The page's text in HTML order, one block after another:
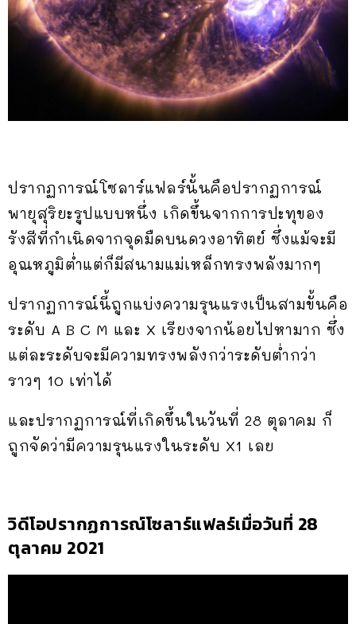
ปรากฏการณ์โซลาร์แฟลร์นั้นคือปรากฏการณ์
พายุสุริยะรูปแบบหนึ่ง เกิดขึ้นจากการปะทุของ
รังสีที่กำเนิดจากจุดมืดบนดวงอาทิตย์ ซึ่งแม้จะมี
อุณหภูมิต่ำแต่ก็มีสนามแม่เหล็กทรงพลังมากๆ
ปรากฏการณ์นี้ถูกแบ่งความรุนแรงเป็นสามขั้นคือ
ระดับ A B C M และ X เรียงจากน้อยไปหามาก ซึ่ง
แต่ละระดับจะมีความทรงพลังกว่าระดับต่ำกว่า
ราวๆ 10 เท่าได้
และปรากฏการณ์ที่เกิดขึ้นในวันที่ 28 ตุลาคม ก็
ถูกจัดว่ามีความรุนแรงในระดับ X1 เลย
วิดีโอปรากฏการณ์โซลาร์แฟลร์เมื่อวันที่ 28
ตุลาคม 2021